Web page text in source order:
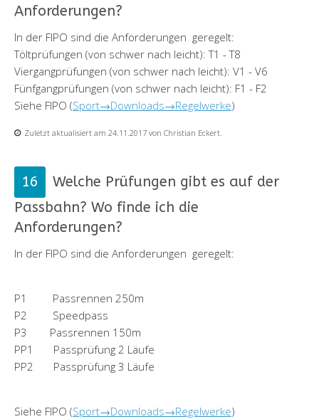
Anforderungen?
In der FIPO sind die Anforderungen geregelt:
Töltprüfungen (von schwer nach leicht): T1 - T8
Viergangprüfungen (von schwer nach leicht): V1 - V6
Fünfgangprüfungen (von schwer nach leicht): F1 - F2
Siehe FIPO (Sport→Downloads→Regelwerke)
Zuletzt aktualisiert am 24.11.2017 von Christian Eckert.
Welche Prüfungen gibt es auf der
Passbahn? Wo finde ich die
Anforderungen?
In der FIPO sind die Anforderungen geregelt:
P1 Passrennen 250m
P2 Speedpass
P3 Passrennen 150m
PP1 Passprüfung 2 Läufe
PP2 Passprüfung 3 Läufe
Siehe FIPO (Sport→Downloads→Regelwerke)